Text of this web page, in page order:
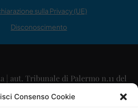
Consenso Cookie
sulla Privacy (UE)
Disconoscimento
aut. Tribunale di Palermo n.11 del
29/09/2015